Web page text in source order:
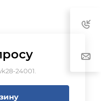
росу
24001.